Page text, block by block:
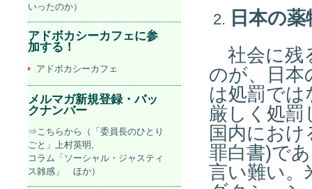
日本の
社会に残
のが、日本
は処罰で
厳しく処罰
国内にお
罪白書)で
言い難い。
いったのか）
アドボカシーカフェに参
加する！
アドボカシーカフェ
メルマガ新規登録・バッ
クナンバー
⇒こちらから（「委員長のひとり
ごと」上村英明,
コラム「ソーシャル・ジャスティ
ス雑感」 ほか）